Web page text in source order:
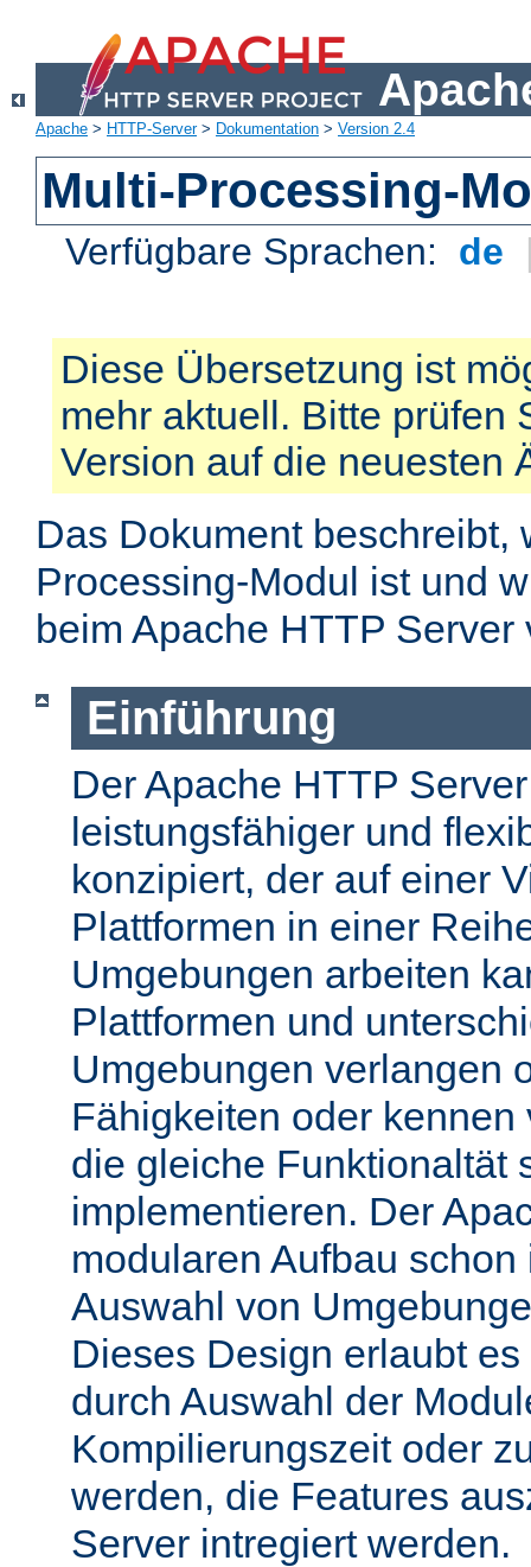
Apache > HTTP-Server> Dokumentation > Version 2.4
Multi-Processing-
Verfügbare Sprachen: de
Diese Übersetzung ist
mehr aktuell. Bitte prüfen
Version auf die neuesten
Das Dokument beschreibt,
Processing-Modul ist und
beim Apache HTTP
Einführung
Der Apache HTTP
leistungsfähiger und
konzipiert, der auf einer
Plattformen in einer
Umgebungen arbeiten
Plattformen und
Umgebungen verlangen
Fähigkeiten oder
die gleiche Funktionaltät
implementieren. Der
modularen Aufbau
Auswahl von
Dieses Design erlaubt
durch Auswahl der
Kompilierungszeit oder
werden, die Features
Server intregiert werden.